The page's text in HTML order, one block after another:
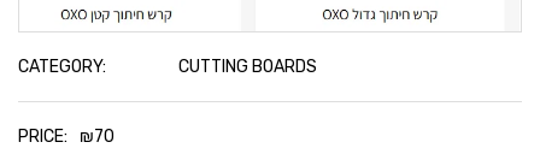
CATEGORY: CUTTING BOARDS
PRICE: ₪70